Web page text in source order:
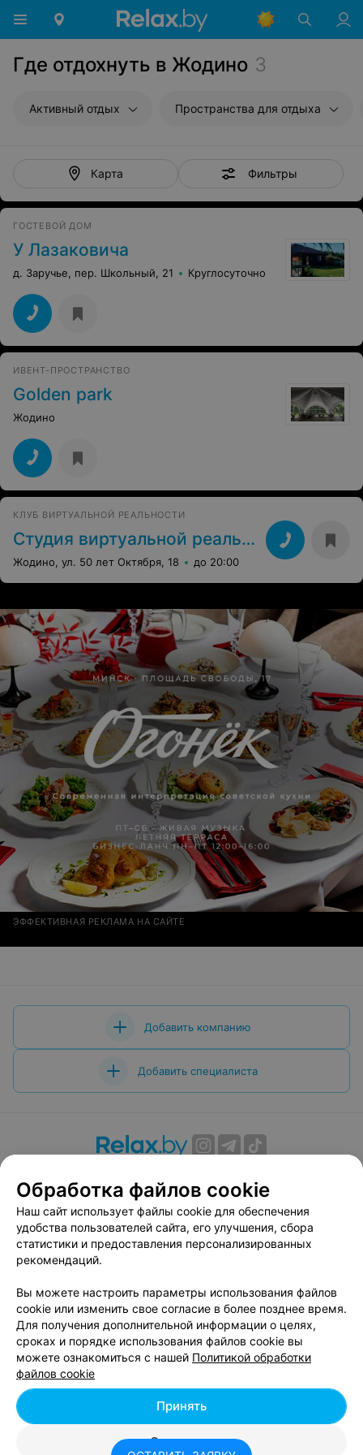
Где отдохнуть в Жодино 3
Активный отдых Пространства для отдыха
Карта Фильтры
ГОСТЕВОЙ ДОМ
У Лазаковича
д. Заручье, пер. Школьный, 21 Круглосуточно
ИВЕНТ-ПРОСТРАНСТВО
Golden park
Жодино
КЛУБ ВИРТУАЛЬНОЙ РЕАЛЬНОСТИ
Студия виртуальной реальности
Жодино, ул. 50 лет Октября, 18 до 20:00
ЭФФЕКТИВНАЯ РЕКЛАМА НА САЙТЕ
Добавить компанию
Добавить специалиста
Вакансии
Публичный договор
Способы оплаты
Публичный договор по использованию сервиса
«Афиша»
Пользовательское соглашение
Связаться по вопросам сотрудничества
Написать руководителю relax.by
Персональные настройки cookie
Обработка персональных данных
Минский горисполком
| 220012, Республика Беларусь, г. Минск,
Обработка файлов cookie
Наш сайт использует файлы cookie для обеспечения
удобства пользователей сайта, его улучшения, сбора
статистики и предоставления персонализированных
рекомендаций.
Вы можете настроить параметры использования файлов
cookie или изменить свое согласие в более позднее время.
Для получения дополнительной информации о целях,
сроках и порядке использования файлов cookie вы
можете ознакомиться с нашей Политикой обработки
файлов cookie
Отклонить
Принять